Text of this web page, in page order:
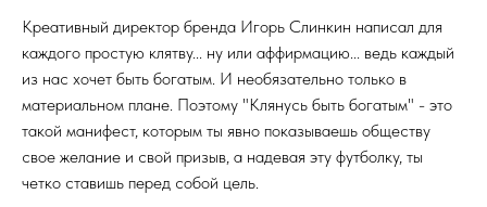
Креативный директор бренда Игорь Слинкин написал для
каждого простую клятву... ну или аффирмацию... ведь каждый
из нас хочет быть богатым. И необязательно только в
материальном плане. Поэтому "Клянусь быть богатым" - это
такой манифест, которым ты явно показываешь обществу
свое желание и свой призыв, а надевая эту футболку, ты
четко ставишь перед собой цель.